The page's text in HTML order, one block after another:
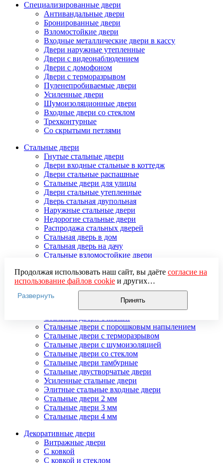
Специализированные двери
Антивандальные двери
Бронированные двери
Взломостойкие двери
Входные металлические двери в кассу
Двери наружные утепленные
Двери с видеонаблюдением
Двери с домофоном
Двери с терморазрывом
Пуленепробиваемые двери
Усиленные двери
Шумоизоляционные двери
Входные двери со стеклом
Трехконтурные
Со скрытыми петлями
Стальные двери
Гнутые стальные двери
Двери входные стальные в коттедж
Двери стальные распашные
Стальные двери для улицы
Двери стальные утепленные
Дверь стальная двупольная
Наружные стальные двери
Недорогие стальные двери
Распродажа стальных дверей
Стальная дверь в дом
Стальная дверь на дачу
Стальные взломостойкие двери
Стальные двери в подъезд
Стальные двери внутреннего открывания
Стальные двери массив
Стальные двери мдф
Стальные двери с зеркалом
Стальные двери с порошковым напылением
Стальные двери с терморазрывом
Стальные двери с шумоизоляцией
Стальные двери со стеклом
Стальные двери тамбурные
Стальные двустворчатые двери
Усиленные стальные двери
Элитные стальные входные двери
Стальные двери 2 мм
Стальные двери 3 мм
Стальные двери 4 мм
Декоративные двери
Витражные двери
С ковкой
С ковкой и стеклом
Продолжая использовать наш сайт, вы даёте согласие на
использование файлов cookieи других
пользовательских данных (включая IP-адрес, сведения о
местоположении, устройстве, действиях на сайте и т. п.)
для функционирования сайта, проведения
использования систем аналитики (например,
Яндекс.Метрика), в соответствии с нашей
обработки персональных данных.
Если вы не хотите, чтобы ваши данные обрабатывались,
настройте ограничения в браузере или покиньте сайт.
Развернуть
Принять